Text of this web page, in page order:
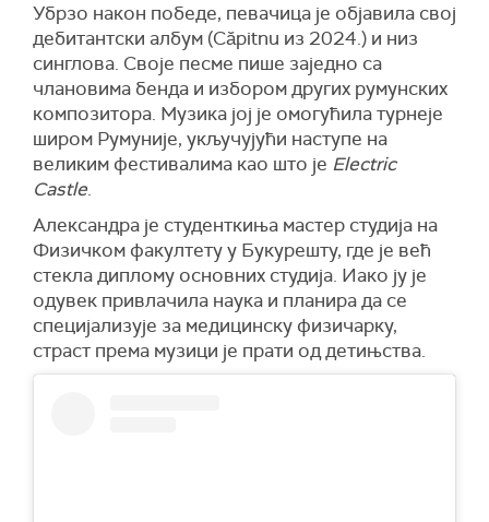
Убрзо након победе, певачица је објавила свој
дебитантски албум (Căpitnu из 2024.) и низ
синглова. Своје песме пише заједно са
члановима бенда и избором других румунских
композитора. Музика јој је омогућила турнеје
широм Румуније, укључујући наступе на
великим фестивалима као што је Electric
Castle.
Александра је студенткиња мастер студија на
Физичком факултету у Букурешту, где је већ
стекла диплому основних студија. Иако ју је
одувек привлачила наука и планира да се
специјализује за медицинску физичарку,
страст према музици је прати од детињства.